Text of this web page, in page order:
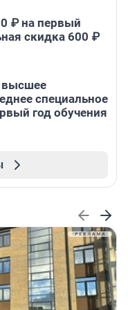
₽ на первый
скидка 600 ₽
высшее
специальное
год обучения